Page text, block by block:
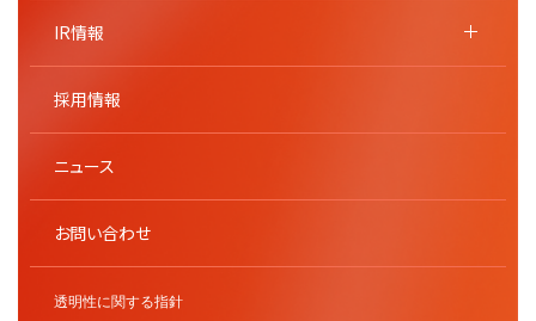
IR情報
採用情報
ニュース
お問い合わせ
透明性に関する指針